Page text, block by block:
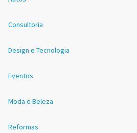
Consultoria
Design e Tecnologia
Eventos
Moda e Beleza
Reformas